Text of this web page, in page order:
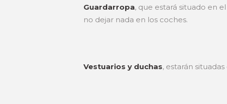
Guardarropa, que estará situado en
no dejar nada en los coches.
Vestuarios y duchas, estarán